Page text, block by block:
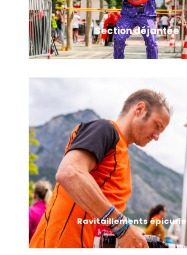
Section déjantée
Une zone de 200m sur la mythique
Martigny, avec plusieurs défis à relever
ceux qui le souhaitent, comme courir
cloche pied. Alors, serez-vous les plus
Ravitaillements